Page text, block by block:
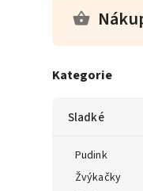
Kategorie
Sladké
Pudink
Žvýkačky